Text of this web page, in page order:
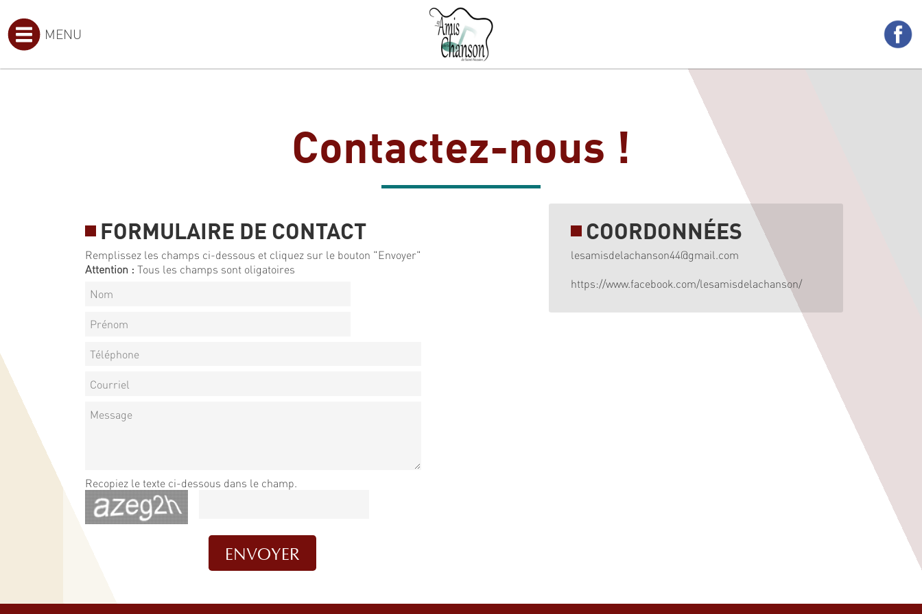
MENU
Contactez-nous !
COORDONNÉES
lesamisdelachanson44@gmail.com
https://www.facebook.com/lesamisdelachanson/
FORMULAIRE DE CONTACT
Remplissez les champs ci-dessous et cliquez sur le bouton "Envoyer"
Attention : Tous les champs sont oligatoires
Recopiez le texte ci-dessous dans le champ.